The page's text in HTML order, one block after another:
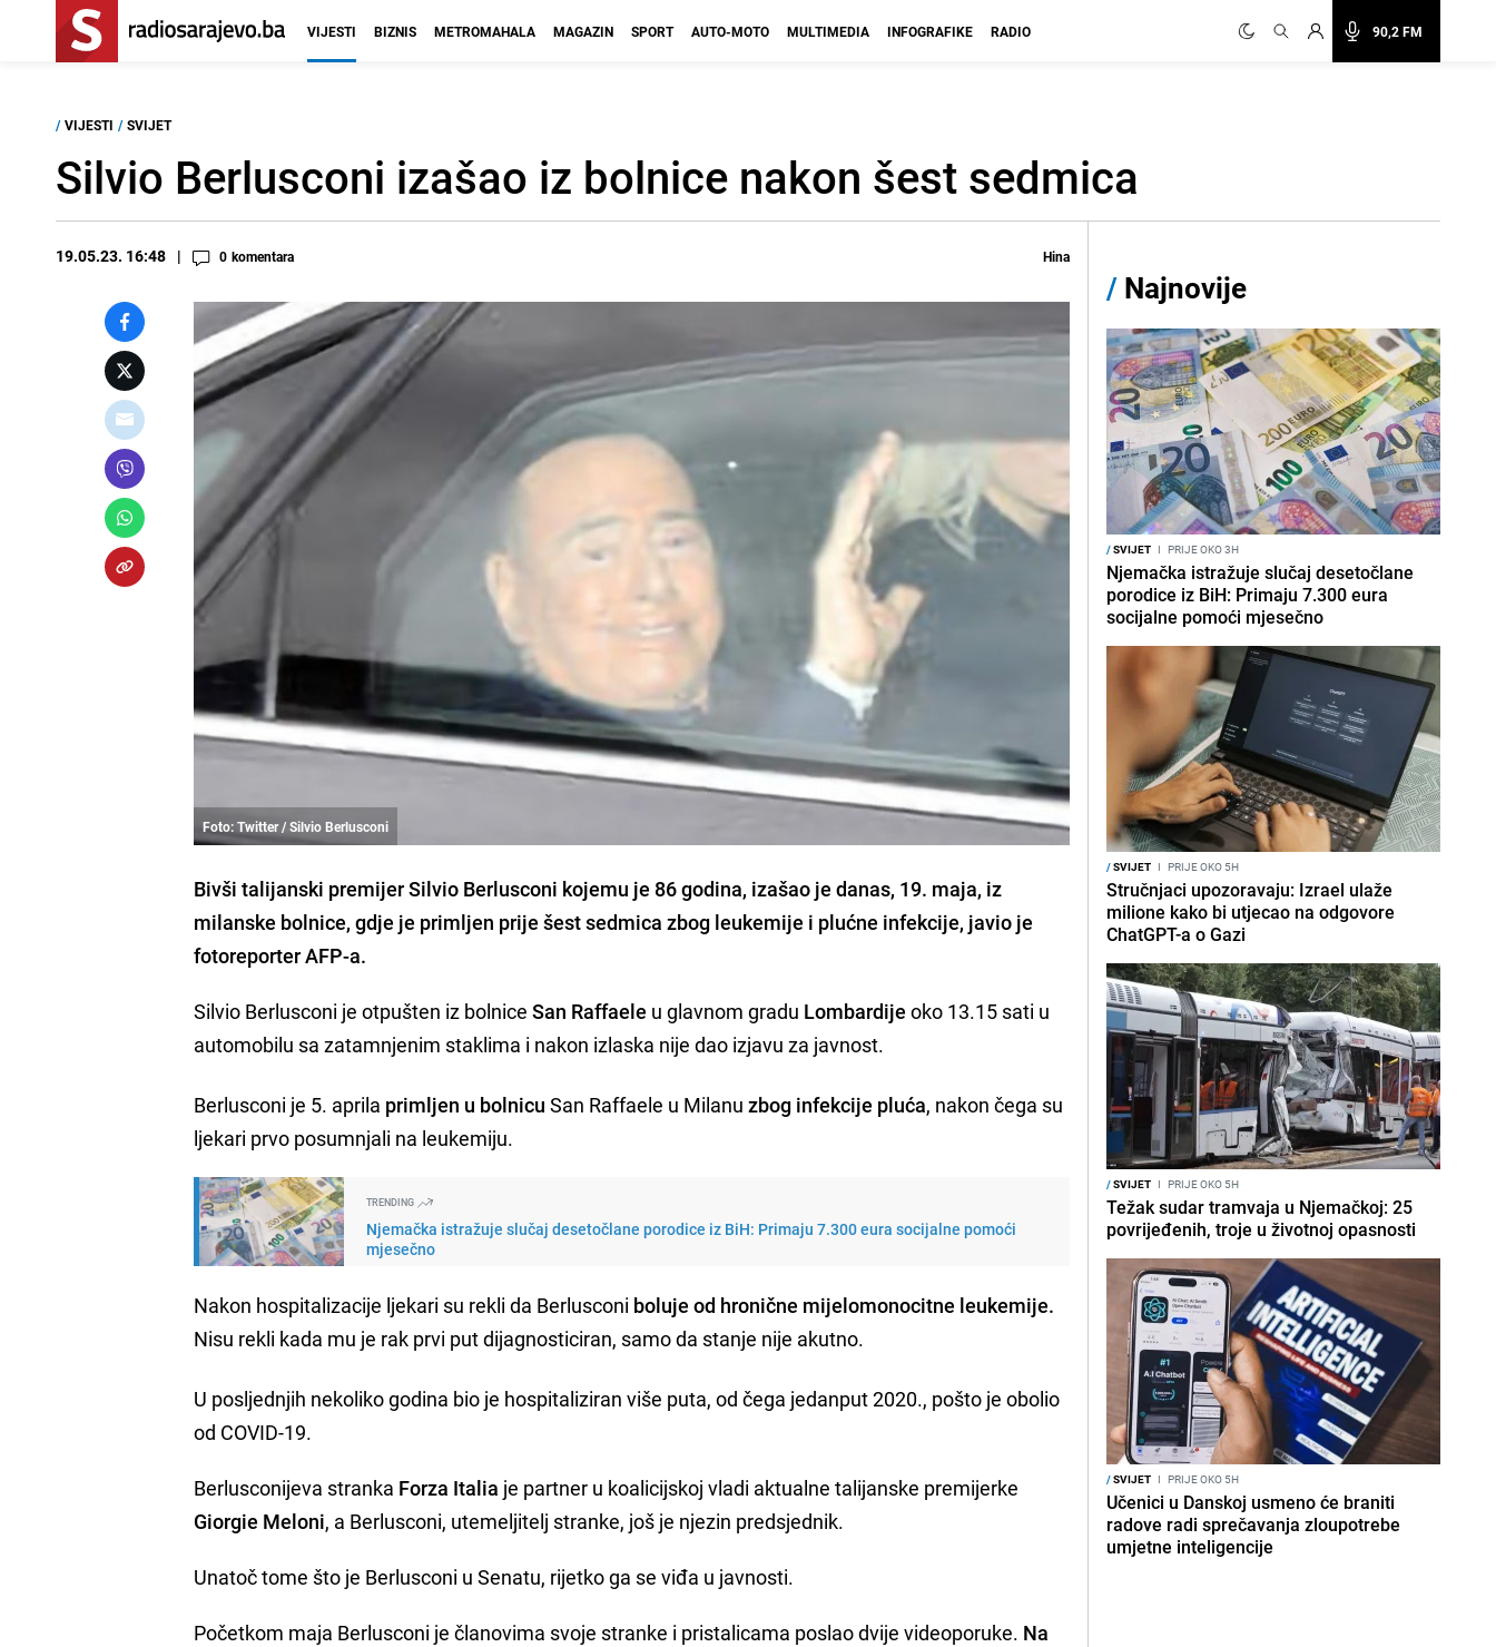
90,2 FM
VIJESTI BIZNIS METROMAHALA MAGAZIN SPORT AUTO-MOTO MULTIMEDIA INFOGRAFIKE RADIO
/ VIJESTI / SVIJET
Silvio Berlusconi izašao iz bolnice nakon šest sedmica
19.05.23. 16:48 0 komentara Hina
Foto: Twitter / Silvio Berlusconi
Bivši talijanski premijer Silvio Berlusconi kojemu je 86 godina, izašao je danas, 19. maja, iz
milanske bolnice, gdje je primljen prije šest sedmica zbog leukemije i plućne infekcije, javio je
fotoreporter AFP-a.
Silvio Berlusconi je otpušten iz bolniceSan Raffaele u glavnom gradu Lombardije oko 13.15 sati u
automobilu sa zatamnjenim staklima i nakon izlaska nije dao izjavu za javnost.
Berlusconi je 5. aprila primljen u bolnicu San Raffaele u Milanuzbog infekcije pluća, nakon čega su
ljekari prvo posumnjali na leukemiju.
TRENDING
Njemačka istražuje slučaj desetočlane porodice iz BiH: Primaju 7.300 eura socijalne pomoći
mjesečno
Nakon hospitalizacije ljekari su rekli da Berlusconi boluje od hronične mijelomonocitne leukemije.
Nisu rekli kada mu je rak prvi put dijagnosticiran, samo da stanje nije akutno.
U posljednjih nekoliko godina bio je hospitaliziran više puta, od čega jedanput 2020., pošto je obolio
od COVID-19.
Berlusconijeva stranka Forza Italia je partner u koalicijskoj vladi aktualne talijanske premijerke
Giorgie Meloni, a Berlusconi, utemeljitelj stranke, još je njezin predsjednik.
Unatoč tome što je Berlusconi u Senatu, rijetko ga se viđa u javnosti.
Početkom maja Berlusconi je članovima svoje stranke i pristalicama poslao dvije videoporuke. Na
/ Najnovije
/SVIJET I PRIJE OKO 3H
Njemačka istražuje slučaj desetočlane
porodice iz BiH: Primaju 7.300 eura
socijalne pomoći mjesečno
/SVIJET I PRIJE OKO 5H
Stručnjaci upozoravaju: Izrael ulaže
milione kako bi utjecao na odgovore
ChatGPT-a o Gazi
/SVIJET I PRIJE OKO 5H
Težak sudar tramvaja u Njemačkoj: 25
povrijeđenih, troje u životnoj opasnosti
/SVIJET I PRIJE OKO 5H
Učenici u Danskoj usmeno će braniti
radove radi sprečavanja zloupotrebe
umjetne inteligencije